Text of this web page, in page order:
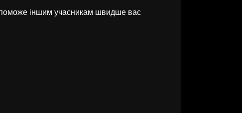
іншим учасникам швидше вас